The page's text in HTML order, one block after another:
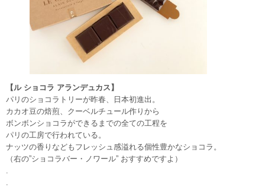
【ル ショコラ アランデュカス】
パリのショコラトリーが昨春、日本初進出。
カカオ豆の焙煎、クーベルチュール作りから
ボンボンショコラができるまでの全ての工程を
パリの工房で行われている。
ナッツの香りなどもフレッシュ感溢れる個性豊かなショコラ。
（右の”ショコラバー・ノワール” おすすめですよ）